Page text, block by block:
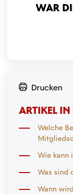
War
Drucken
ARTIKEL
Welche
Wie kann
Was sind
Wann